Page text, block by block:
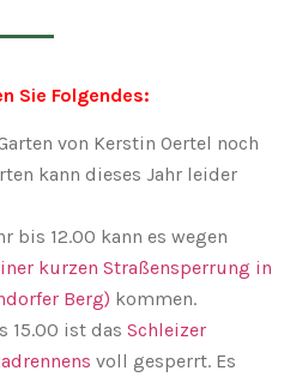
Sie Folgendes:
von Kerstin Oertel noch
kann dieses Jahr leider
bis 12.00 kann es wegen
kurzen Straßensperrung in
Berg) kommen.
15.00 ist das Schleizer
voll gesperrt. Es